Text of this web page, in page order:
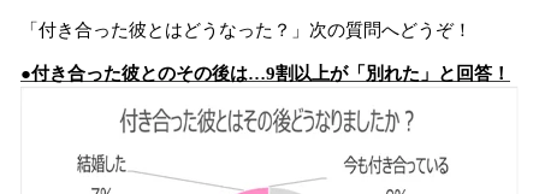
「付き合った彼とはどうなった？」次の質問へどうぞ！
●付き合った彼とのその後は…9割以上が「別れた」と回答！